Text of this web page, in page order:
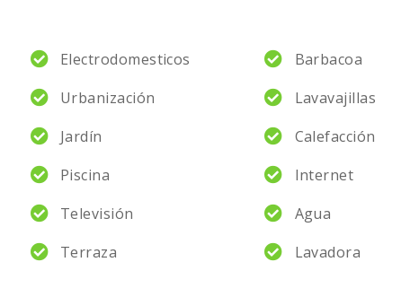
Electrodomesticos
Barbacoa
Urbanización
Lavavajillas
Jardín
Calefacción
Piscina
Internet
Televisión
Agua
Terraza Lavadora